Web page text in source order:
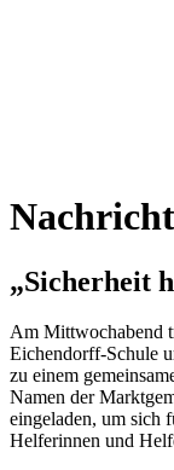
„Sicherheit
Am Mittwochabend
Eichendorff-Schule
zu einem
Namen der
eingeladen, um sich
Helferinnen und